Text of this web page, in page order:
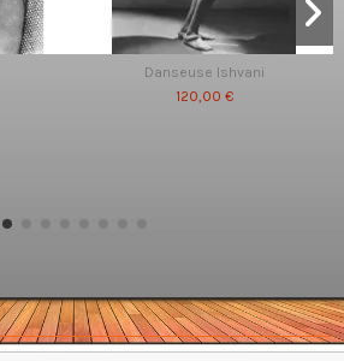
Danseuse Ishvani
120,00 €